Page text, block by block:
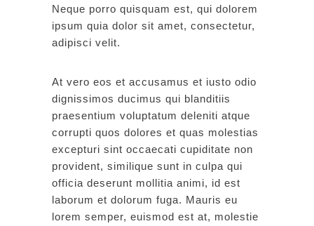
Neque porro quisquam est, qui dolorem
ipsum quia dolor sit amet, consectetur,
adipisci velit.
At vero eos et accusamus et iusto odio
dignissimos ducimus qui blanditiis
praesentium voluptatum deleniti atque
corrupti quos dolores et quas molestias
excepturi sint occaecati cupiditate non
provident, similique sunt in culpa qui
officia deserunt mollitia animi, id est
laborum et dolorum fuga. Mauris eu
lorem semper, euismod est at, molestie